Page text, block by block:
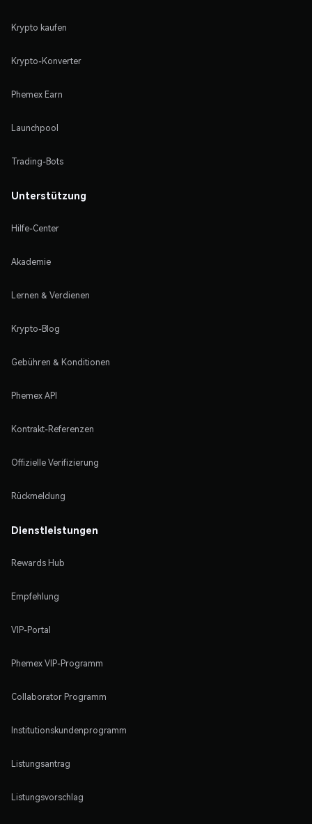
Krypto kaufen
Krypto-Konverter
Phemex Earn
Launchpool
Trading-Bots
Unterstützung
Hilfe-Center
Akademie
Lernen & Verdienen
Krypto-Blog
Gebühren & Konditionen
Phemex API
Kontrakt-Referenzen
Offizielle Verifizierung
Rückmeldung
Dienstleistungen
Rewards Hub
Empfehlung
VIP-Portal
Phemex VIP-Programm
Collaborator Programm
Institutionskundenprogramm
Listungsantrag
Listungsvorschlag